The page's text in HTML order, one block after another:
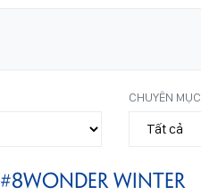
CHUYÊN MỤC
#8WONDER WINTER